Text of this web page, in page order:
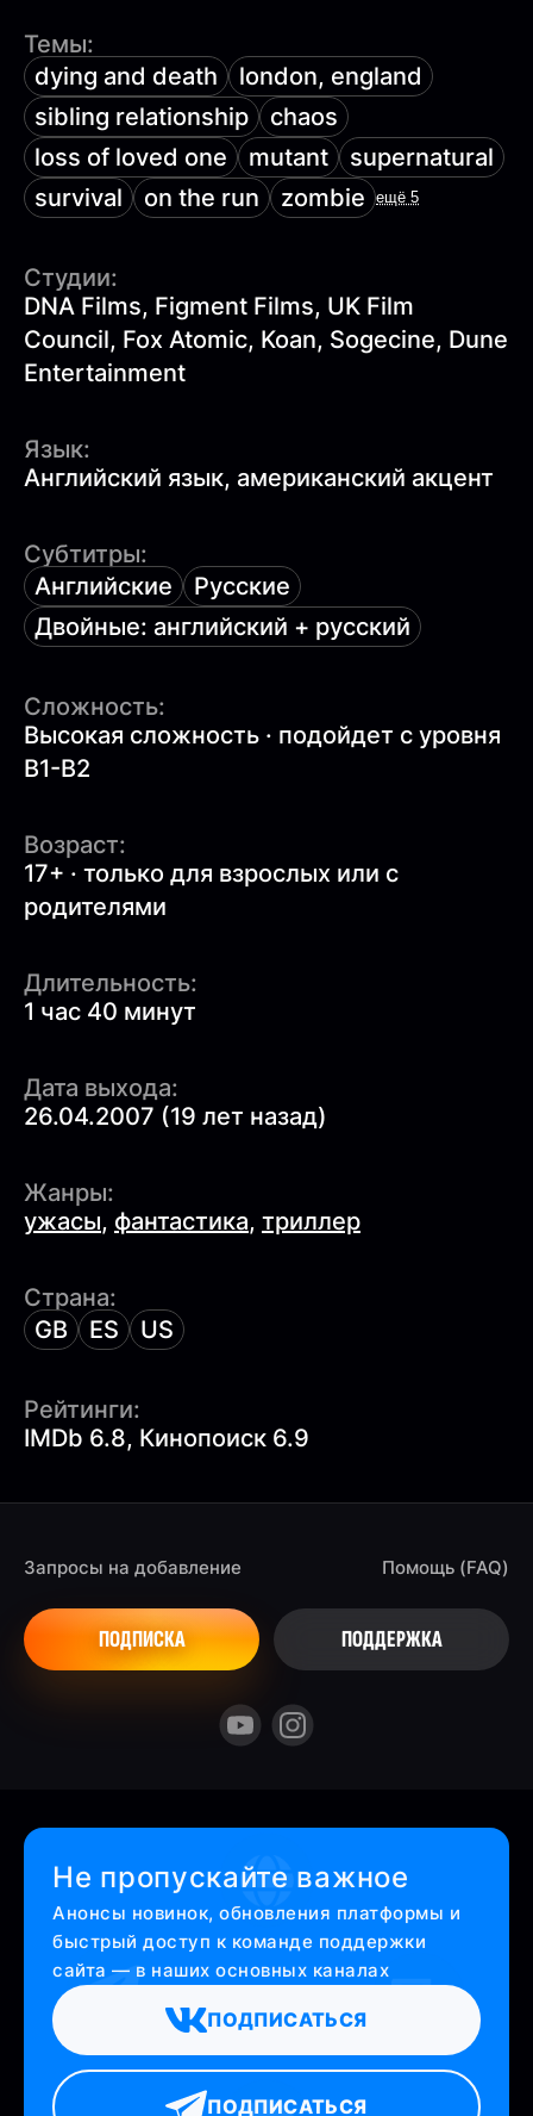
Темы:
dying and death
london, england
sibling relationship
chaos
loss of loved one
mutant
supernatural
survival
on the run zombie ещё 5
Студии:
DNA Films, Figment Films, UK Film
Council, Fox Atomic, Koan, Sogecine, Dune
Entertainment
Язык:
Английский язык, американский акцент
Субтитры:
Английские
Русские
Двойные: английский + русский
Сложность:
Высокая сложность · подойдет с уровня
B1-B2
Возраст:
17+ · только для взрослых или с
родителями
Длительность:
1 час 40 минут
Дата выхода:
26.04.2007 (19 лет назад)
Жанры:
ужасы, фантастика, триллер
Страна:
GB
ES US
Рейтинги:
IMDb 6.8, Кинопоиск 6.9
Запросы на добавление
ПОДПИСКА
Помощь (FAQ)
ПОДДЕРЖКА
Не пропускайте важное
Анонсы новинок, обновления платформы и
быстрый доступ к команде поддержки
сайта — в наших основных каналах
ПОДПИСАТЬСЯ
ПОДПИСАТЬСЯ